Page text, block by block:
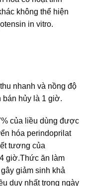
không thể hiện
in vitro.
nhanh và nồng độ
hủy là 1 giờ.
của liều dùng được
hóa perindoprilat
tương của
giờ.Thức ăn làm
giảm sinh khả
duy nhất trong ngày